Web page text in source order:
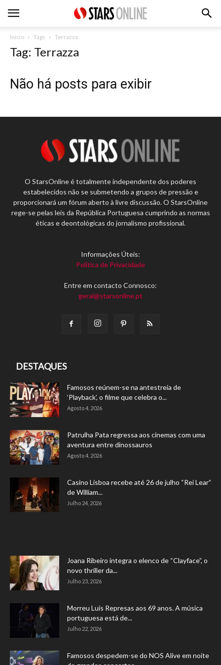
Inicio Tags Terrazza
Tag: Terrazza
Não há posts para exibir
O StarsOnline é totalmente independente dos poderes
estabelecidos não se submetendo a grupos de pressão e
proporcionará um fórum aberto à livre discussão. O StarsOnline
rege-se pelas leis da República Portuguesa cumprindo as normas
éticas e deontológicas do jornalismo profissional.
Informações Úteis:
Política de Privacidade
Entre em contacto Connosco:
geral@starsonline.pt
DESTAQUES
Famosos reúnem-se na antestreia de
‘Playback’, o filme que celebra o...
Agosto 4, 2026
Patrulha Pata regressa aos cinemas com uma
aventura entre dinossauros
Agosto 4, 2026
Casino Lisboa recebe até 26 de julho “Rei Lear”
de William...
Julho 24, 2026
Joana Ribeiro integra o elenco de “Clayface”, o
novo thriller da...
Julho 23, 2026
Morreu Luís Represas aos 69 anos. A música
portuguesa está de...
Julho 22, 2026
Famosos despedem-se do NOS Alive em noite